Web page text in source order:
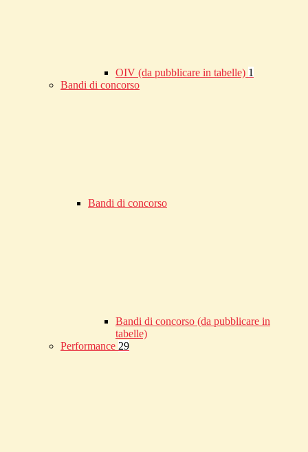
OIV (da pubblicare in tabelle) 1
Bandi di concorso
Bandi di concorso
Bandi di concorso (da pubblicare in
tabelle)
Performance 29